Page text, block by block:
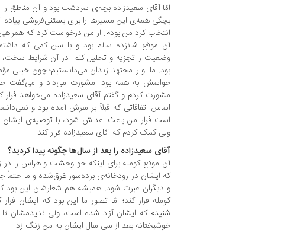
امّا آقای سعیدزاده بچه‌ی سردشت بود و آن مناطق
بچگی همه‌ی این مسیرها را برای بستنی‌فروشی پیاده
انتخاب کرد من بودم. از من درخواست کرد که
آن موقع شانزده سالم بود و با سن کمی که
وضعیت را تجزیه و تحلیل کنم. در آن شرایط سخت،
بود. ما او را مجتهد زندان می‌دانستیم؛ چون خیلی
حواسش به همه بود. مشورت می‌داد و می‌گفت
مشورت کردم و گفتم آقای سعیدزاده می‌خواهد فرار
اساس اتفاقاتی که قبلاً بر سرش آمده بود و
است فرار من باعث اعداش شود، با توصیه‌ی
ولی کمک کردم که آ‌قای سعیدزاده فرار کند.
آقای سعیدزاده را بعد از سال‌ها چگونه پیدا کردید؟
آن موقع کومله برای اینکه جو وحشت و هراس را در
که ایشان در رودخانه‌ی برده‌سور غرق‌شده و ما حتماً
و دیگران عبرت شود. همیشه هم شعارشان این بود
کومله فرار کند؛ امّا تصور ما این بود که ایشان
شنیدم که ایشان آزاد شده است، ولی ندیدمشان تا
خوشبختانه بعد از سی سال ایشان به من زنگ زد.